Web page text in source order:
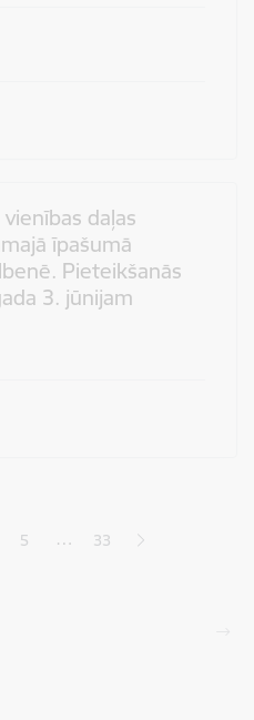
daļas
īpašumā
Pieteikšanās
3. jūnijam
Lapa
5 … 33